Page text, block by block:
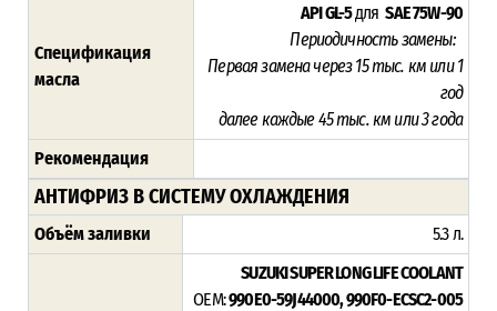
Спецификация
масла
API GL-5дляSAE 75W-90
Периодичность замены:
Первая замена через 15тыс. км или 1
год
далее каждые 45 тыс. км или 3 года
Рекомендация
АНТИФРИЗ В СИСТЕМУ ОХЛАЖДЕНИЯ
Объём заливки 5.3 л.
SUZUKI SUPER LONG LIFE COOLANT
OEM:990E0-59J44000, 990F0-ECSC2-005